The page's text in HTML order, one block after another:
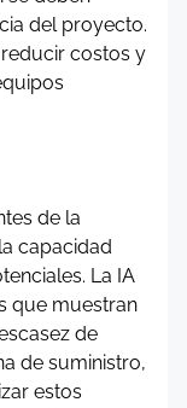
del proyecto.
costos y
de la
capacidad
La IA
que muestran
de
de suministro,
estos